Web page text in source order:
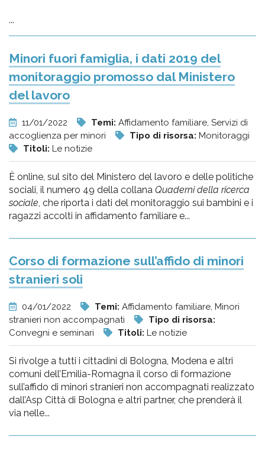
...
Minori fuori famiglia, i dati 2019 del
monitoraggio promosso dal Ministero
del lavoro
11/01/2022 Temi: Affidamento familiare, Servizi di
accoglienza per minori
Tipo di risorsa: Monitoraggi
Titoli: Le notizie
È online, sul sito del Ministero del lavoro e delle politiche
sociali, il numero 49 della collana Quaderni della ricerca
sociale, che riporta i dati del monitoraggio sui bambini e i
ragazzi accolti in affidamento familiare e...
Corso di formazione sull’affido di minori
stranieri soli
04/01/2022 Temi: Affidamento familiare, Minori
stranieri non accompagnati
Tipo di risorsa:
Convegni e seminari
Titoli: Le notizie
Si rivolge a tutti i cittadini di Bologna, Modena e altri
comuni dell’Emilia-Romagna il corso di formazione
sull’affido di minori stranieri non accompagnati realizzato
dall’Asp Città di Bologna e altri partner, che prenderà il
via nelle...